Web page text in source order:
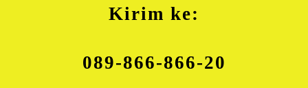
Kirim ke:
089-866-866-20